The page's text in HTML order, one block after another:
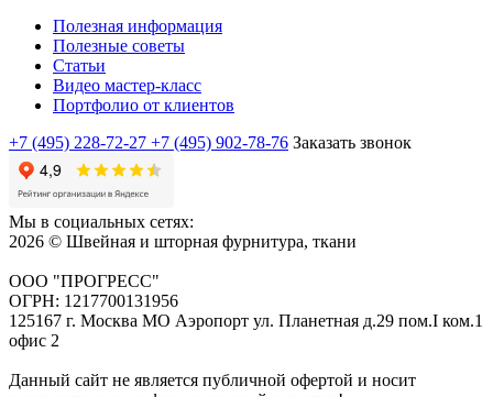
Полезная информация
Полезные советы
Статьи
Видео мастер-класс
Портфолио от клиентов
+7 (495) 228-72-27 +7 (495) 902-78-76 Заказать звонок
Мы в социальных сетях:
2026 © Швейная и шторная фурнитура, ткани
ООО "ПРОГРЕСС"
ОГРН: 1217700131956
125167 г. Москва МО Аэропорт ул. Планетная д.29 пом.I ком.1
офис 2
Данный сайт не является публичной офертой и носит